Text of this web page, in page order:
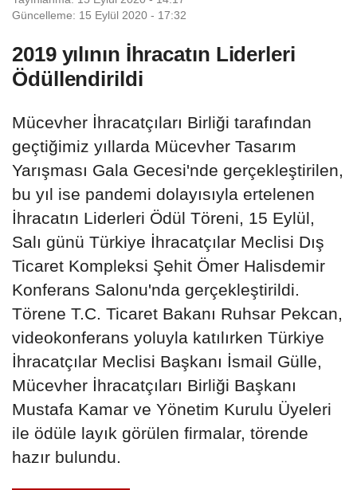
Güncelleme: 15 Eylül 2020 - 17:32
2019 yılının İhracatın Liderleri
Ödüllendirildi
Mücevher İhracatçıları Birliği tarafından
geçtiğimiz yıllarda Mücevher Tasarım
Yarışması Gala Gecesi'nde gerçekleştirilen,
bu yıl ise pandemi dolayısıyla ertelenen
İhracatın Liderleri Ödül Töreni, 15 Eylül,
Salı günü Türkiye İhracatçılar Meclisi Dış
Ticaret Kompleksi Şehit Ömer Halisdemir
Konferans Salonu'nda gerçekleştirildi.
Törene T.C. Ticaret Bakanı Ruhsar Pekcan,
videokonferans yoluyla katılırken Türkiye
İhracatçılar Meclisi Başkanı İsmail Gülle,
Mücevher İhracatçıları Birliği Başkanı
Mustafa Kamar ve Yönetim Kurulu Üyeleri
ile ödüle layık görülen firmalar, törende
hazır bulundu.